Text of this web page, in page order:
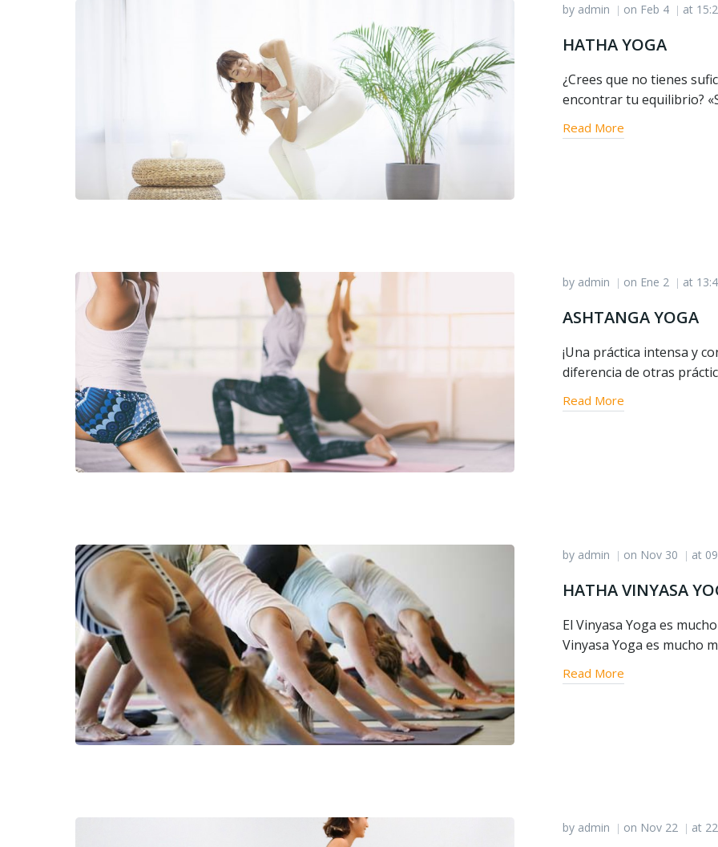
by admin | on Feb 4 | at
HATHA YOGA
¿Crees que no tienes
encontrar tu equilibrio?
Read More
by admin | on Ene 2 | at
ASHTANGA YOGA
¡Una práctica intensa y
diferencia de otras
Read More
by admin | on Nov 30 | at
HATHA VINYASA
El Vinyasa Yoga es
Vinyasa Yoga es mucho
Read More
by admin | on Nov 22 | at